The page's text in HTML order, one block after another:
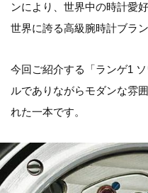
ンにより、世界中の時計愛
世界に誇る高級腕時計ブラン
今回ご紹介する「ランゲ1
ルでありながらモダンな雰
れた一本です。